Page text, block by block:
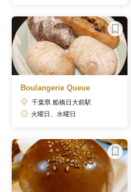
Boulangerie Queue
千葉県 船橋日大前駅
火曜日、水曜日